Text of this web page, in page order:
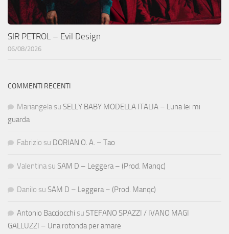
SIR PETROL – Evil Design
06/08/2026
COMMENTI RECENTI
Mariangela su SELLY BABY MODELLA ITALIA – Luna lei mi
guarda
Fabrizio su DORIAN O. A. – Tao
Valentina su SAM D – Leggera – (Prod. Manqc)
Danilo su SAM D – Leggera – (Prod. Manqc)
Antonio Bacciocchi su STEFANO SPAZZI / IVANO MAGI
GALLUZZI – Una rotonda per amare